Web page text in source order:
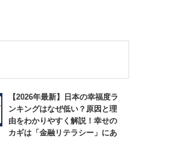
【2026年最新】日本の幸福度ラ
ンキングはなぜ低い？原因と理
由をわかりやすく解説！幸せの
カギは「金融リテラシー」にあ